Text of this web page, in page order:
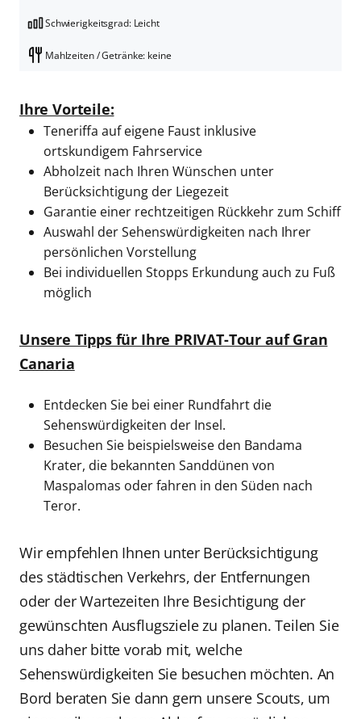
Schwierigkeitsgrad: Leicht
Mahlzeiten / Getränke: keine
Ihre Vorteile:
Teneriffa auf eigene Faust inklusive
ortskundigem Fahrservice
Abholzeit nach Ihren Wünschen unter
Berücksichtigung der Liegezeit
Garantie einer rechtzeitigen Rückkehr zum Schiff
Auswahl der Sehenswürdigkeiten nach Ihrer
persönlichen Vorstellung
Bei individuellen Stopps Erkundung auch zu Fuß
möglich
Unsere Tipps für Ihre PRIVAT-Tour auf Gran
Canaria
Entdecken Sie bei einer Rundfahrt die
Sehenswürdigkeiten der Insel.
Besuchen Sie beispielsweise den Bandama
Krater, die bekannten Sanddünen von
Maspalomas oder fahren in den Süden nach
Teror.
Wir empfehlen Ihnen unter Berücksichtigung
des städtischen Verkehrs, der Entfernungen
oder der Wartezeiten Ihre Besichtigung der
gewünschten Ausflugsziele zu planen. Teilen Sie
uns daher bitte vorab mit, welche
Sehenswürdigkeiten Sie besuchen möchten. An
Bord beraten Sie dann gern unsere Scouts, um